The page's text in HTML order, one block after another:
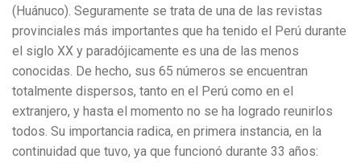
(Huánuco). Seguramente se trata de una de las revistas
provinciales más importantes que ha tenido el Perú durante
el siglo XX y paradójicamente es una de las menos
conocidas. De hecho, sus 65 números se encuentran
totalmente dispersos, tanto en el Perú como en el
extranjero, y hasta el momento no se ha logrado reunirlos
todos. Su importancia radica, en primera instancia, en la
continuidad que tuvo, ya que funcionó durante 33 años: